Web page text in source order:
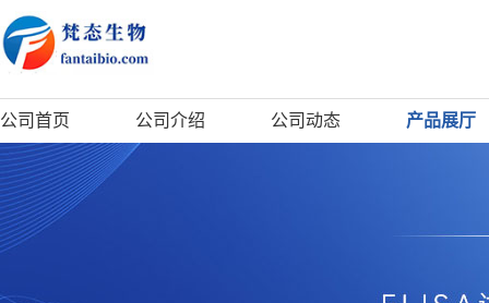
公司首页 公司介绍 公司动态 产品展厅